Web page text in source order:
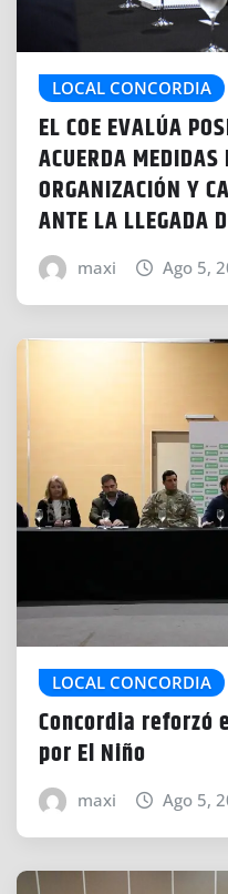
LOCAL CONCORDIA
EL COE EVALÚA
ACUERDA
ORGANIZACIÓN Y
ANTE LA LLEGADA
maxi Ago 5,
LOCAL CONCORDIA
Concordia reforzó
por El Niño
maxi Ago 5,